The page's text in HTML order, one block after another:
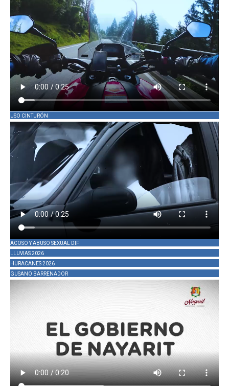
USO CINTURÓN
ACOSO Y ABUSO SEXUAL DIF
LLUVIAS 2026
HURACANES 2026
GUSANO BARRENADOR